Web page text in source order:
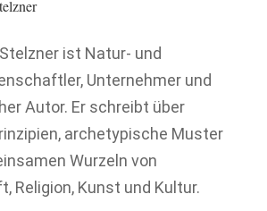
Stelzner ist Natur- und
Unternehmer und
Autor. Er schreibt über
archetypische Muster
Wurzeln von
Religion, Kunst und Kultur.